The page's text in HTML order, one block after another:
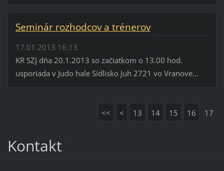
Seminár rozhodcov a trénerov
17.01.2013 16:13
KR SZJ dňa 20.1.2013 so začiatkom o 13.00 hod.
usporiada v Judo hale Sídlisko Juh 2721 vo Vranove...
<< < 13 14 15 16 17
Kontakt